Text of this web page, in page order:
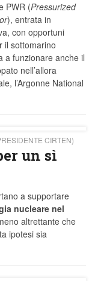
PWR (Pressurized
), entrata in
con opportuni
il sottomarino
a funzionare anche il
nell’allora
l’Argonne National
CIRTEN)
un sì
a supportare
nucleare nel
altrettante che
ipotesi sia